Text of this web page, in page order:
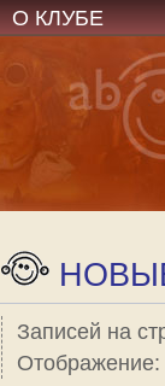
О КЛУБЕ
Записей на
Отображение: